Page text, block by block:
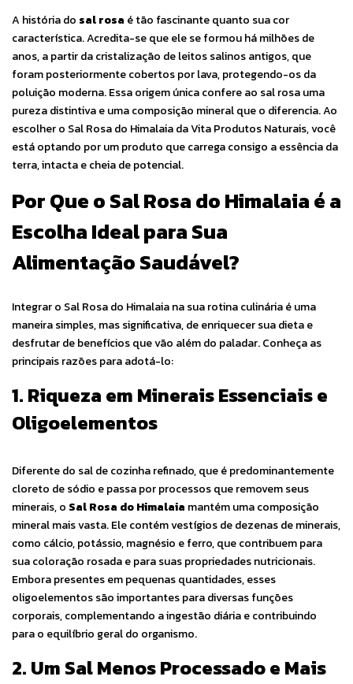
A história do sal rosa é tão fascinante quanto sua cor
característica. Acredita-se que ele se formou há milhões de
anos, a partir da cristalização de leitos salinos antigos, que
foram posteriormente cobertos por lava, protegendo-os da
poluição moderna. Essa origem única confere ao sal rosa uma
pureza distintiva e uma composição mineral que o diferencia. Ao
escolher o Sal Rosa do Himalaia da Vita Produtos Naturais, você
está optando por um produto que carrega consigo a essência da
terra, intacta e cheia de potencial.
Por Que o Sal Rosa do Himalaia é a
Escolha Ideal para Sua
Alimentação Saudável?
Integrar o Sal Rosa do Himalaia na sua rotina culinária é uma
maneira simples, mas significativa, de enriquecer sua dieta e
desfrutar de benefícios que vão além do paladar. Conheça as
principais razões para adotá-lo:
1. Riqueza em Minerais Essenciais e
Oligoelementos
Diferente do sal de cozinha refinado, que é predominantemente
cloreto de sódio e passa por processos que removem seus
minerais, o Sal Rosa do Himalaia mantém uma composição
mineral mais vasta. Ele contém vestígios de dezenas de minerais,
como cálcio, potássio, magnésio e ferro, que contribuem para
sua coloração rosada e para suas propriedades nutricionais.
Embora presentes em pequenas quantidades, esses
oligoelementos são importantes para diversas funções
corporais, complementando a ingestão diária e contribuindo
para o equilíbrio geral do organismo.
2. Um Sal Menos Processado e Mais